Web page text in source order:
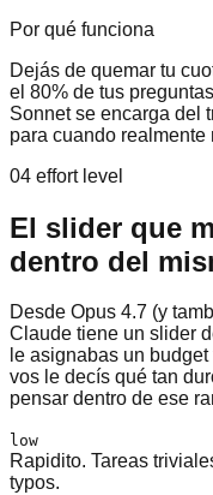
Por qué funciona
Dejás de quemar tu
el 80% de tus
Sonnet se encarga del
para cuando
04 effort level
El slider que
dentro del
Desde Opus 4.7 (y
Claude tiene un slider
le asignabas un
vos le decís qué tan
pensar dentro de ese
low
Rapidito. Tareas
typos.